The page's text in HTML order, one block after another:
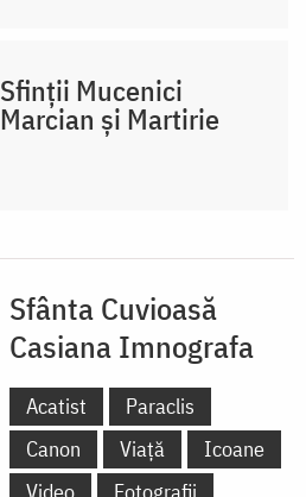
Sfinții Mucenici
Marcian și Martirie
Sfânta Cuvioasă
Casiana Imnografa
Acatist
Paraclis
Canon
Viață
Icoane